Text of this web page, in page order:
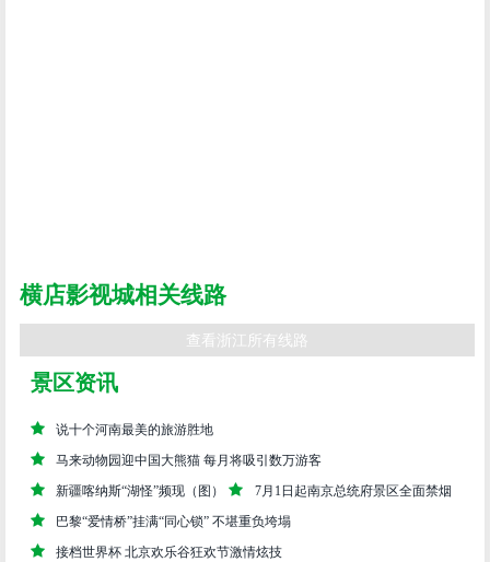
横店影视城相关线路
查看浙江所有线路
景区资讯
说十个河南最美的旅游胜地
马来动物园迎中国大熊猫 每月将吸引数万游客
新疆喀纳斯“湖怪”频现（图）
7月1日起南京总统府景区全面禁烟
巴黎“爱情桥”挂满“同心锁” 不堪重负垮塌
接档世界杯 北京欢乐谷狂欢节激情炫技